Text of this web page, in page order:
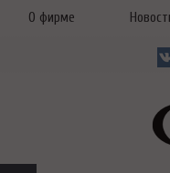
О фирме